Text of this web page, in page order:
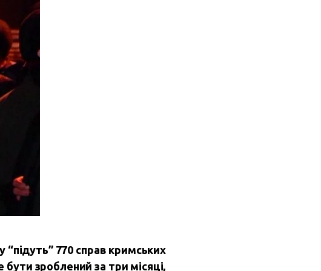
770 справ кримських
зроблений за три місяці,